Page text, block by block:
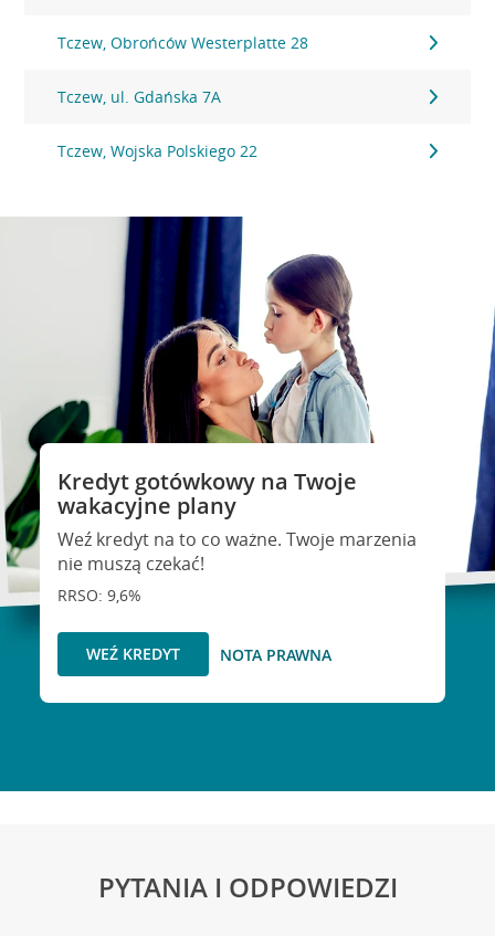
Tczew, Obrońców Westerplatte 28
Tczew, ul. Gdańska 7A
Tczew, Wojska Polskiego 22
Kredyt gotówkowy na Twoje
wakacyjne plany
Weź kredyt na to co ważne. Twoje marzenia
nie muszą czekać!
RRSO: 9,6%
WEŹ KREDYT NOTA PRAWNA
PYTANIA I ODPOWIEDZI